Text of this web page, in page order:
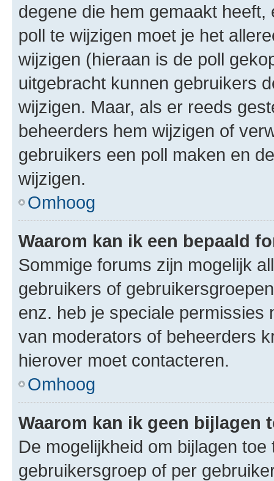
degene die hem gemaakt
poll te wijzigen moet je het
wijzigen (hieraan is de poll
uitgebracht kunnen gebruikers
wijzigen. Maar, als er reeds
beheerders hem wijzigen of
gebruikers een poll maken en
wijzigen.
Omhoog
Waarom kan ik een bepaald
Sommige forums zijn mogelijk
gebruikers of
enz. heb je speciale permissies
van moderators of beheerders
hierover moet contacteren.
Omhoog
Waarom kan ik geen bijlagen
De mogelijkheid om bijlagen
gebruikersgroep of per